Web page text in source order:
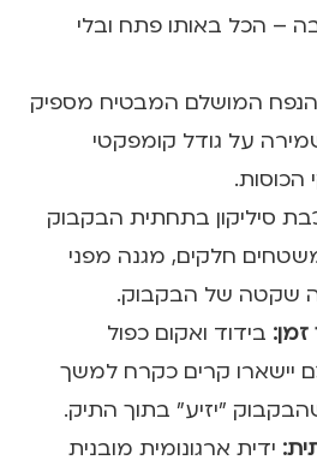
– הכל באותו פתח ובלי
הנפח המושלם המבטיח מספיק
על גודל קומפקטי
הכוסות.
סיליקון בתחתית הבקבוק
חלקים, מגנה מפני
שקטה של הבקבוק.
בידוד ואקום כפול
יישארו קרים כקרח למשך
"יזיע" בתוך התיק.
ידית ארגונומית מובנית